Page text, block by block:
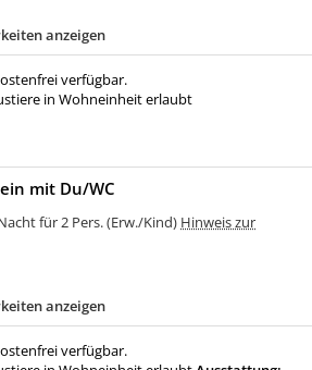
anzeigen
verfügbar.
in Wohneinheit erlaubt
mit Du/WC
für 2 Pers. (Erw./Kind) Hinweis zur
anzeigen
verfügbar.